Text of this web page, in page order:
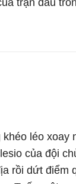
trận đấu
léo xoay
của đội
rồi dứt điểm